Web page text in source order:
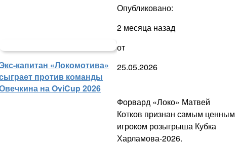
капитан «Локомотива»
против команды
на OviCup 2026
Опубликовано:
2 месяца назад
от
25.05.2026
Форвард «Локо» Матвей
Котков признан самым ценным
игроком розыгрыша Кубка
Харламова-2026.